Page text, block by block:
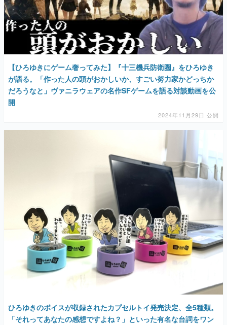
【ひろゆきにゲーム奢ってみた】『十三機兵防衛圏』をひろゆき
が語る。「作った人の頭がおかしいか、すごい努力家かどっちか
だろうなと」ヴァニラウェアの名作SFゲームを語る対談動画を公
開
2024年11月29日 公開
ひろゆきのボイスが収録されたカプセルトイ発売決定、全5種類。
「それってあなたの感想ですよね？」といった有名な台詞をワン